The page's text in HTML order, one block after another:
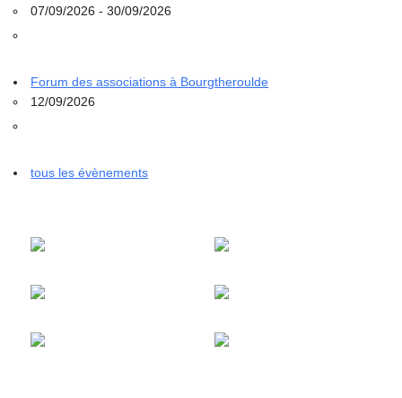
07/09/2026 - 30/09/2026
Forum des associations à Bourgtheroulde
12/09/2026
tous les évènements